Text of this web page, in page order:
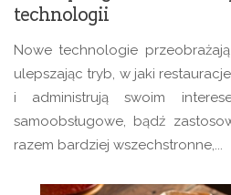
technologii
Nowe technologie
ulepszając tryb, w jaki
i administrują swoim
samoobsługowe, bądź
razem bardziej wszechstronne,...